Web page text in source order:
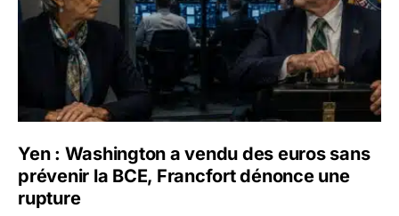
Yen : Washington a vendu des euros sans
prévenir la BCE, Francfort dénonce une
rupture